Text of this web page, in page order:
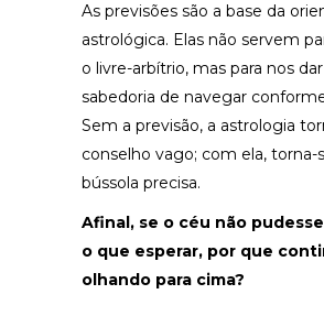
As previsões são a base da
astrológica. Elas não servem
o livre-arbítrio, mas para nos
sabedoria de navegar
Sem a previsão, a astrologia
conselho vago; com ela, torna-
bússola precisa.
Afinal, se o céu não
o que esperar, por que
olhando para cima?